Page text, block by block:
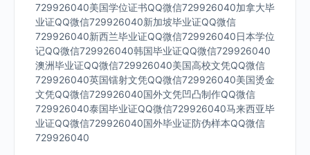
729926040美国学位证书QQ微信729926040加拿大毕
业证QQ微信729926040新加坡毕业证QQ微信
729926040新西兰毕业证QQ微信729926040日本学位
记QQ微信729926040韩国毕业证QQ微信729926040
澳洲毕业证QQ微信729926040美国高校文凭QQ微信
729926040英国镭射文凭QQ微信729926040美国烫金
文凭QQ微信729926040国外文凭凹凸制作QQ微信
729926040泰国毕业证QQ微信729926040马来西亚毕
业证QQ微信729926040国外毕业证防伪样本QQ微信
729926040